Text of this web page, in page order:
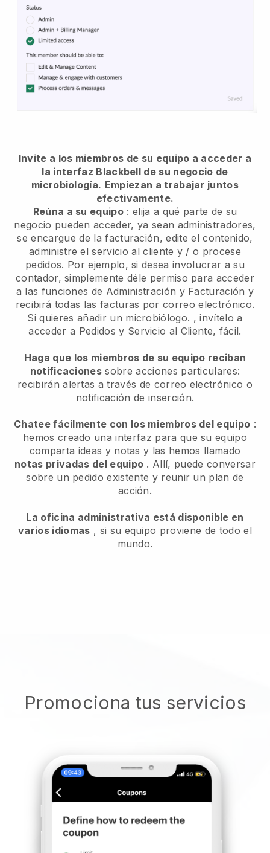
Invite a los miembros de su equipo a acceder a
la interfaz Blackbell de su negocio de
microbiología. Empiezan a trabajar juntos
efectivamente.
Reúna a su equipo : elija a qué parte de su
negocio pueden acceder, ya sean administradores,
se encargue de la facturación, edite el contenido,
administre el servicio al cliente y / o procese
pedidos. Por ejemplo, si desea involucrar a su
contador, simplemente déle permiso para acceder
a las funciones de Administración y Facturación y
recibirá todas las facturas por correo electrónico.
Si quieres añadir un microbiólogo. , invítelo a
acceder a Pedidos y Servicio al Cliente, fácil.
Haga que los miembros de su equipo reciban
notificaciones sobre acciones particulares:
recibirán alertas a través de correo electrónico o
notificación de inserción.
Chatee fácilmente con los miembros del equipo :
hemos creado una interfaz para que su equipo
comparta ideas y notas y las hemos llamado
notas privadas del equipo . Allí, puede conversar
sobre un pedido existente y reunir un plan de
acción.
La oficina administrativa está disponible en
varios idiomas , si su equipo proviene de todo el
mundo.
Promociona tus servicios